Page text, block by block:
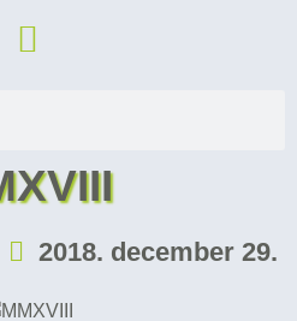
2018. december 29.